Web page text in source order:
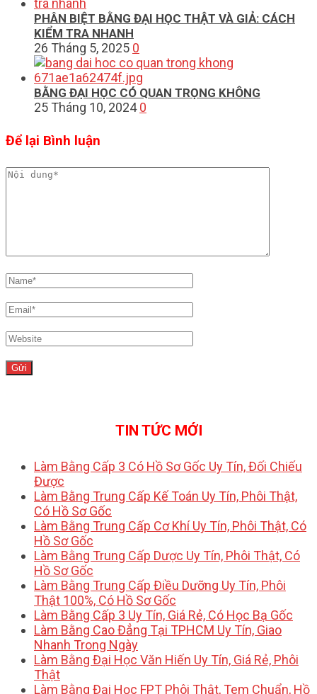
PHÂN BIỆT BẰNG ĐẠI HỌC THẬT VÀ GIẢ: CÁCH
KIỂM TRA NHANH
26 Tháng 5, 2025 0
BẰNG ĐẠI HỌC CÓ QUAN TRỌNG KHÔNG
25 Tháng 10, 2024 0
Để lại Bình luận
TIN TỨC MỚI
Làm Bằng Cấp 3 Có Hồ Sơ Gốc Uy Tín, Đối Chiếu
Được
Làm Bằng Trung Cấp Kế Toán Uy Tín, Phôi Thật,
Có Hồ Sơ Gốc
Làm Bằng Trung Cấp Cơ Khí Uy Tín, Phôi Thật, Có
Hồ Sơ Gốc
Làm Bằng Trung Cấp Dược Uy Tín, Phôi Thật, Có
Hồ Sơ Gốc
Làm Bằng Trung Cấp Điều Dưỡng Uy Tín, Phôi
Thật 100%, Có Hồ Sơ Gốc
Làm Bằng Cấp 3 Uy Tín, Giá Rẻ, Có Học Bạ Gốc
Làm Bằng Cao Đẳng Tại TPHCM Uy Tín, Giao
Nhanh Trong Ngày
Làm Bằng Đại Học Văn Hiến Uy Tín, Giá Rẻ, Phôi
Thật
Làm Bằng Đại Học FPT Phôi Thật, Tem Chuẩn, Hồ